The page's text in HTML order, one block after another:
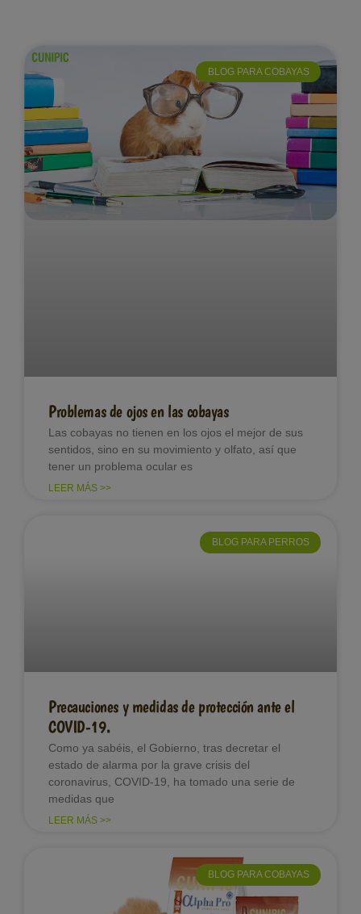
BLOG PARA COBAYAS
Problemas de ojos en las cobayas
Las cobayas no tienen en los ojos el mejor de sus
sentidos, sino en su movimiento y olfato, así que
tener un problema ocular es
LEER MÁS >>
BLOG PARA PERROS
Precauciones y medidas de protección ante el
COVID-19.
Como ya sabéis, el Gobierno, tras decretar el
estado de alarma por la grave crisis del
coronavirus, COVID-19, ha tomado una serie de
medidas que
LEER MÁS >>
BLOG PARA COBAYAS